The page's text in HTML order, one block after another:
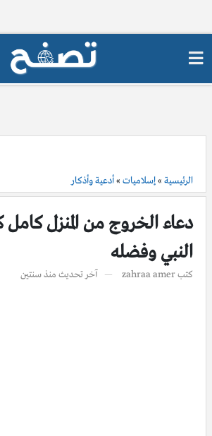
الرئيسية »إسلاميات »أدعية وأذكار
دعاء الخروج من المنزل كامل
النبي وفضله
كتبzahraa amer آخر تحديث منذ سنتين